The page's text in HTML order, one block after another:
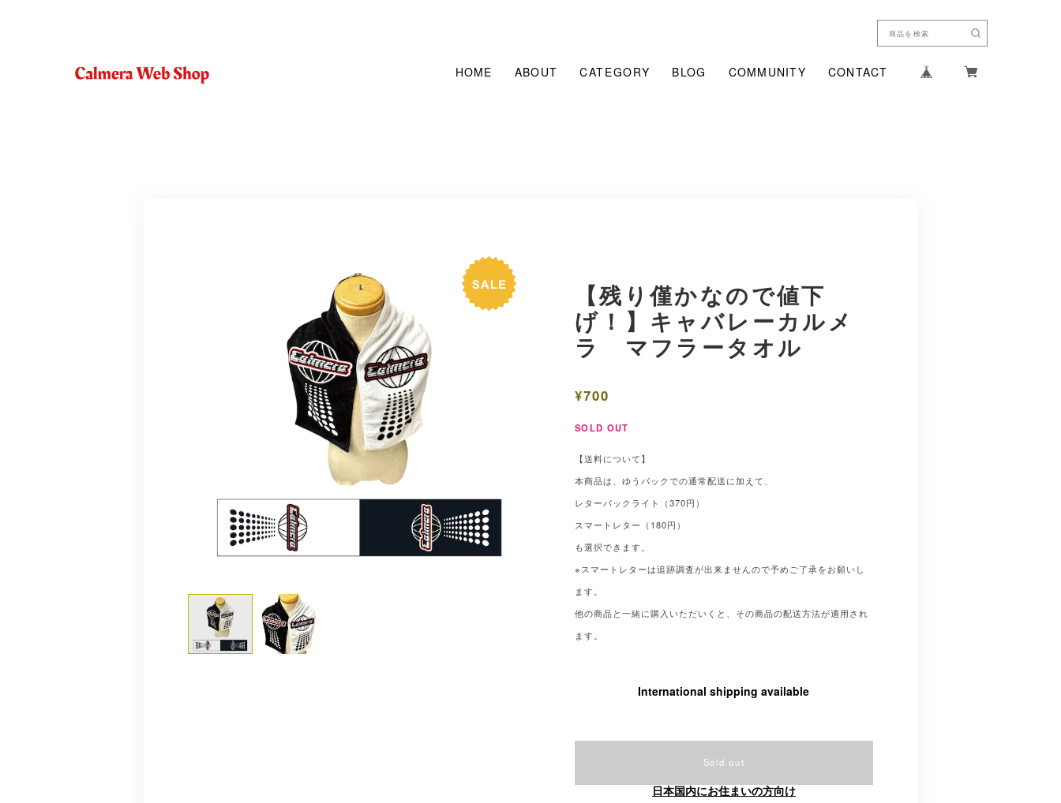
HOME ABOUT CATEGORY BLOG COMMUNITY CONTACT
【残り僅かなので値下
げ！】キャバレーカルメ
ラ マフラータオル
¥700
SOLD OUT
【送料について】
本商品は、ゆうパックでの通常配送に加えて、
レターパックライト（370円）
スマートレター（180円）
も選択できます。
※スマートレターは追跡調査が出来ませんので予めご了承をお願いし
ます。
他の商品と一緒に購入いただいくと、その商品の配送方法が適用され
ます。
International shipping available
Sold out
日本国内にお住まいの方向け